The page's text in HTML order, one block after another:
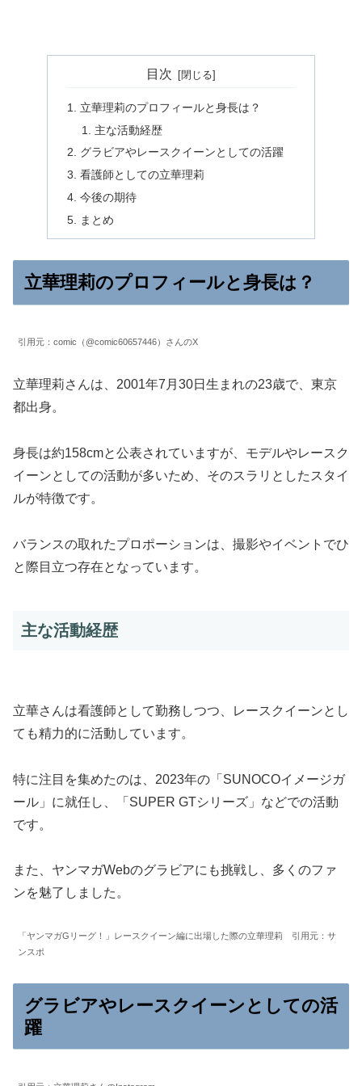
目次
立華理莉のプロフィールと身長は？
主な活動経歴
グラビアやレースクイーンとしての活躍
看護師としての立華理莉
今後の期待
まとめ
立華理莉のプロフィールと身長は？
引用元：comic（@comic60657446）さんのX
立華理莉さんは、2001年7月30日生まれの23歳で、東京
都出身。
身長は約158cmと公表されていますが、モデルやレースク
イーンとしての活動が多いため、そのスラリとしたスタイ
ルが特徴です。
バランスの取れたプロポーションは、撮影やイベントでひ
と際目立つ存在となっています。
主な活動経歴
立華さんは看護師として勤務しつつ、レースクイーンとし
ても精力的に活動しています。
特に注目を集めたのは、2023年の「SUNOCOイメージガ
ール」に就任し、「SUPER GTシリーズ」などでの活動
です。
また、ヤンマガWebのグラビアにも挑戦し、多くのファ
ンを魅了しました。
「ヤンマガGリーグ！」レースクイーン編に出場した際の立華理莉 引用元：サ
ンスポ
グラビアやレースクイーンとしての活
躍